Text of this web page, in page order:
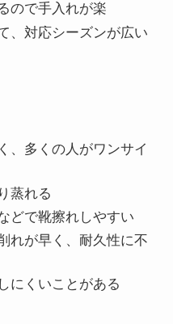
ので手入れが楽
、対応シーズンが広い
、多くの人がワンサイ
蒸れる
どで靴擦れしやすい
れが早く、耐久性に不
にくいことがある